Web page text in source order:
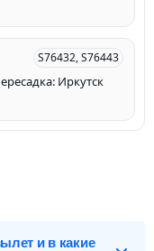
S76432, S76443
Иркутск
и в какие